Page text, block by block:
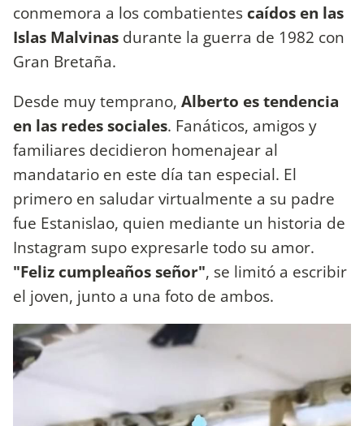
conmemora a los combatientes caídos en las
Islas Malvinas durante la guerra de 1982 con
Gran Bretaña.
Desde muy temprano, Alberto es tendencia
en las redes sociales. Fanáticos, amigos y
familiares decidieron homenajear al
mandatario en este día tan especial. El
primero en saludar virtualmente a su padre
fue Estanislao, quien mediante un historia de
Instagram supo expresarle todo su amor.
"Feliz cumpleaños señor", se limitó a escribir
el joven, junto a una foto de ambos.